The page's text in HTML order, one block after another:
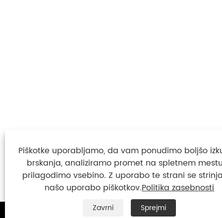
Piškotke uporabljamo, da vam ponudimo boljšo
brskanja, analiziramo promet na spletnem
prilagodimo vsebino. Z uporabo te strani se
našo uporabo piškotkov.Politika zasebnosti
Zavrni Sprejmi